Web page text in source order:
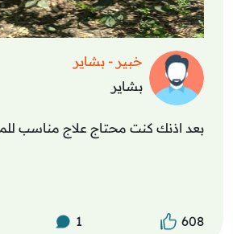
خبير - بشاير
بشاير
بعد اذنك كنت محتاج علاج مناسب
608
1